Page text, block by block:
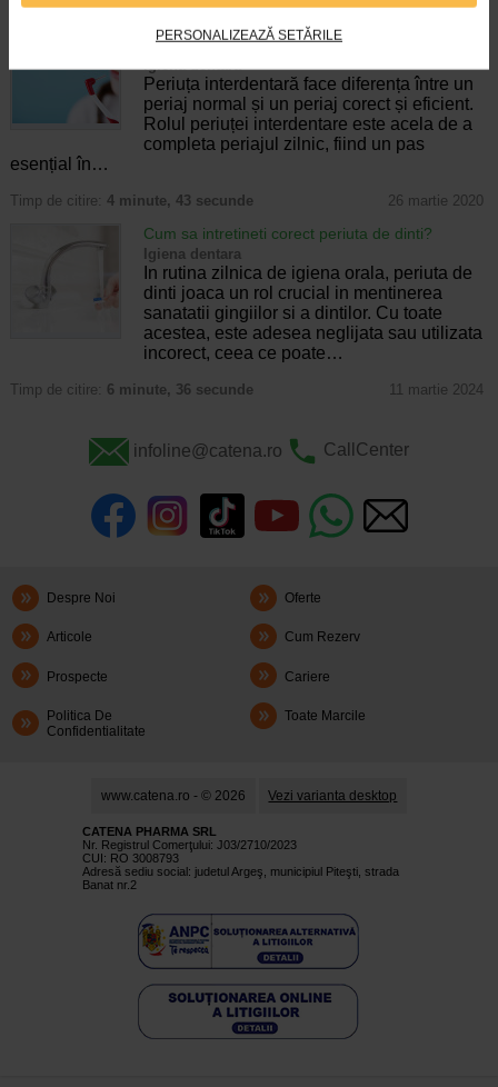
PERSONALIZEAZĂ SETĂRILE
Periuta interdentara, pas esential in igiena orala.
Cum se foloseste
Igiena dentara
Periuța interdentară face diferența între un
periaj normal și un periaj corect și eficient.
Rolul periuței interdentare este acela de a
completa periajul zilnic, fiind un pas
esențial în…
Timp de citire: 4 minute, 43 secunde 26 martie 2020
Cum sa intretineti corect periuta de dinti?
Igiena dentara
In rutina zilnica de igiena orala, periuta de
dinti joaca un rol crucial in mentinerea
sanatatii gingiilor si a dintilor. Cu toate
acestea, este adesea neglijata sau utilizata
incorect, ceea ce poate…
Timp de citire: 6 minute, 36 secunde 11 martie 2024
infoline@catena.ro CallCenter
Despre Noi Oferte
Articole Cum Rezerv
Prospecte Cariere
Politica De
Confidentialitate
Toate Marcile
www.catena.ro - © 2026 Vezi varianta desktop
CATENA PHARMA SRL
Nr. Registrul Comerţului: J03/2710/2023
CUI: RO 3008793
Adresă sediu social: judetul Argeş, municipiul Piteşti, strada
Banat nr.2